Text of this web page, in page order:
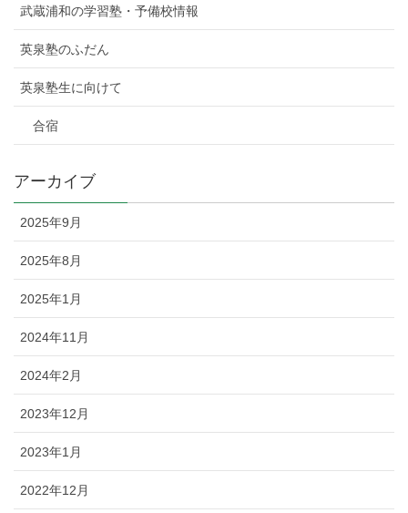
武蔵浦和の学習塾・予備校情報
英泉塾のふだん
英泉塾生に向けて
合宿
アーカイブ
2025年9月
2025年8月
2025年1月
2024年11月
2024年2月
2023年12月
2023年1月
2022年12月